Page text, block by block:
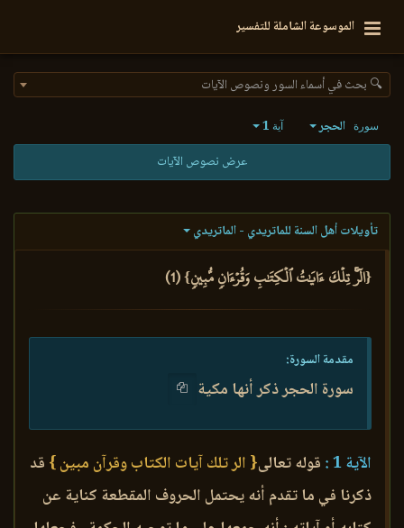
الموسوعة الشاملة للتفسير
🔍 بحث في أسماء السور ونصوص الآيات
سورة الحجر آية 1
عرض نصوص الآيات
تأويلات أهل السنة للماتريدي - الماتريدي
{الٓرۚ تِلۡكَ ءَايَٰتُ ٱلۡكِتَٰبِ وَقُرۡءَانٖ مُّبِينٖ} (1)
مقدمة السورة:
سورة الحجر ذكر أنها مكية
الآية 1 : قوله تعالى{ الر تلك آيات الكتاب وقرآن مبين } قد
ذكرنا في ما تقدم أنه يحتمل الحروف المقطعة كناية عن